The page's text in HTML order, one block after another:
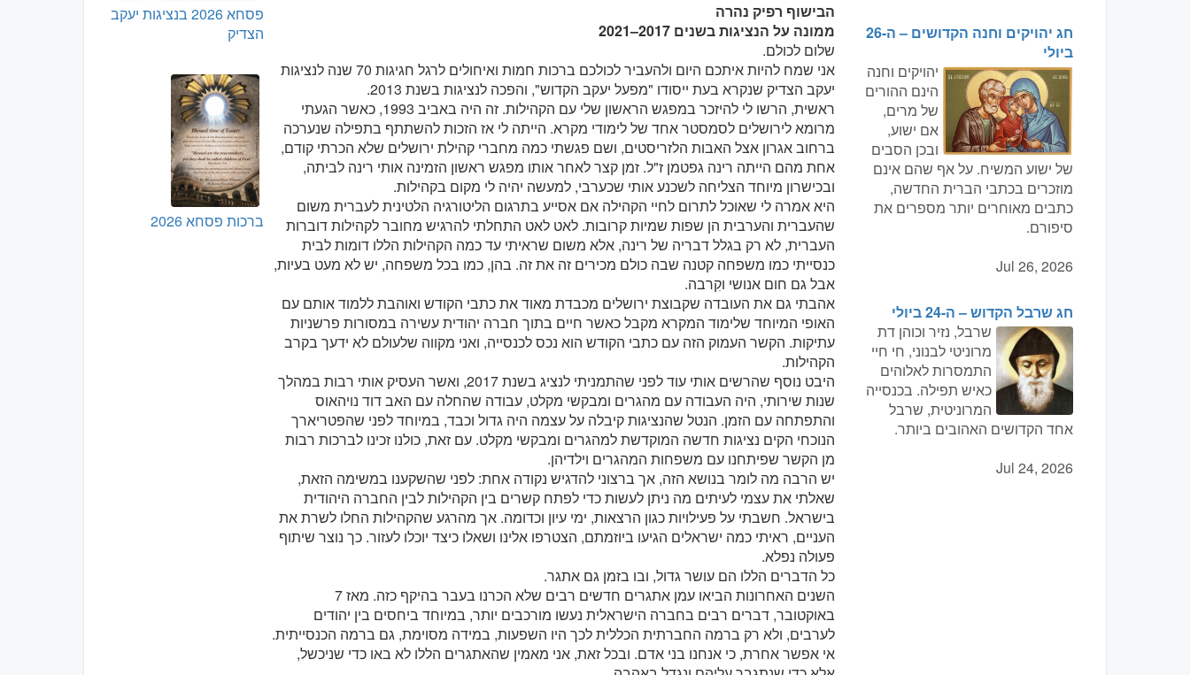
חג יהויקים וחנה הקדושים – ה-26
ביולי
יהויקים וחנה
הינם ההורים
של מרים,
אם ישוע,
ובכן הסבים
של ישוע המשיח. על אף שהם אינם
מוזכרים בכתבי הברית החדשה,
כתבים מאוחרים יותר מספרים את
סיפורם.
Jul 26, 2026
חג שרבל הקדוש – ה-24 ביולי
שרבל, נזיר וכוהן דת
מרוניטי לבנוני, חי חיי
התמסרות לאלוהים
כאיש תפילה. בכנסייה
המרוניטית, שרבל
אחד הקדושים האהובים ביותר.
Jul 24, 2026
הבישוף רפיק נהרה
ממונה על הנציגות בשנים 2017–2021
שלום לכולם.
אני שמח להיות איתכם היום ולהעביר לכולכם ברכות חמות ואיחולים לרגל חגיגות 70 שנה לנציגות
יעקב הצדיק שנקרא בעת ייסודו "מפעל יעקב הקדוש", והפכה לנציגות בשנת 2013.
ראשית, הרשו לי להיזכר במפגש הראשון שלי עם הקהילות. זה היה באביב 1993, כאשר הגעתי
מרומא לירושלים לסמסטר אחד של לימודי מקרא. הייתה לי אז הזכות להשתתף בתפילה שנערכה
ברחוב אגרון אצל האבות הלזריסטים, ושם פגשתי כמה מחברי קהילת ירושלים שלא הכרתי קודם,
אחת מהם הייתה רינה גפטמן ז"ל. זמן קצר לאחר אותו מפגש ראשון הזמינה אותי רינה לביתה,
ובכישרון מיוחד הצליחה לשכנע אותי שכערבי, למעשה יהיה לי מקום בקהילות.
היא אמרה לי שאוכל לתרום לחיי הקהילה אם אסייע בתרגום הליטורגיה הלטינית לעברית משום
שהעברית והערבית הן שפות שמיות קרובות. לאט לאט התחלתי להרגיש מחובר לקהילות דוברות
העברית, לא רק בגלל דבריה של רינה, אלא משום שראיתי עד כמה הקהילות הללו דומות לבית
כנסייתי כמו משפחה קטנה שבה כולם מכירים זה את זה. בהן, כמו בכל משפחה, יש לא מעט בעיות,
אבל גם חום אנושי וקִרבה.
אהבתי גם את העובדה שקבוצת ירושלים מכבדת מאוד את כתבי הקודש ואוהבת ללמוד אותם עם
האופי המיוחד שלימוד המקרא מקבל כאשר חיים בתוך חברה יהודית עשירה במסורות פרשניות
עתיקות. הקשר העמוק הזה עם כתבי הקודש הוא נכס לכנסייה, ואני מקווה שלעולם לא ידעך בקרב
הקהילות.
היבט נוסף שהרשים אותי עוד לפני שהתמניתי לנציג בשנת 2017, ואשר העסיק אותי רבות במהלך
שנות שירותי, היה העבודה עם מהגרים ומבקשי מקלט, עבודה שהחלה עם האב דוד נויהאוס
והתפתחה עם הזמן. הנטל שהנציגות קיבלה על עצמה היה גדול וכבד, במיוחד לפני שהפטריארך
הנוכחי הקים נציגות חדשה המוקדשת למהגרים ומבקשי מקלט. עם זאת, כולנו זכינו לברכות רבות
מן הקשר שפיתחנו עם משפחות המהגרים וילדיהן.
יש הרבה מה לומר בנושא הזה, אך ברצוני להדגיש נקודה אחת: לפני שהשקענו במשימה הזאת,
שאלתי את עצמי לעיתים מה ניתן לעשות כדי לפתח קשרים בין הקהילות לבין החברה היהודית
בישראל. חשבתי על פעילויות כגון הרצאות, ימי עיון וכדומה. אך מהרגע שהקהילות החלו לשרת את
העניים, ראיתי כמה ישראלים הגיעו ביוזמתם, הצטרפו אלינו ושאלו כיצד יוכלו לעזור. כך נוצר שיתוף
פעולה נפלא.
כל הדברים הללו הם עושר גדול, ובו בזמן גם אתגר.
השנים האחרונות הביאו עמן אתגרים חדשים רבים שלא הכרנו בעבר בהיקף כזה. מאז 7
באוקטובר, דברים רבים בחברה הישראלית נעשו מורכבים יותר, במיוחד ביחסים בין יהודים
לערבים, ולא רק ברמה החברתית הכללית לכך היו השפעות, במידה מסוימת, גם ברמה הכנסייתית.
אי אפשר אחרת, כי אנחנו בני אדם. ובכל זאת, אני מאמין שהאתגרים הללו לא באו כדי שניכשל,
פסחא 2026 בנציגות יעקב
הצדיק
ברכות פסחא 2026